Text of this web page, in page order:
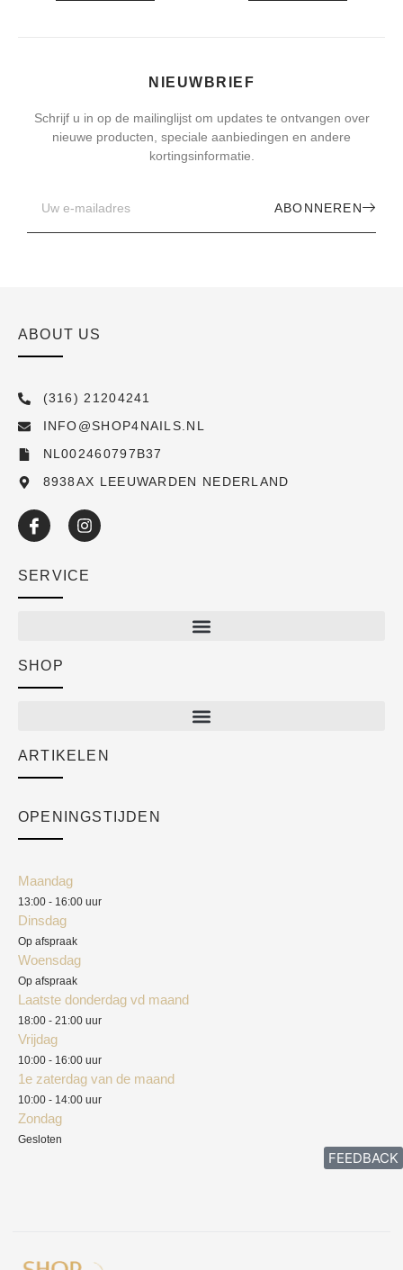
NIEUWBRIEF
Schrijf u in op de mailinglijst om updates te ontvangen over
nieuwe producten, speciale aanbiedingen en andere
kortingsinformatie.
ABONNEREN
ABOUT US
(316) 21204241
INFO@SHOP4NAILS.NL
NL002460797B37
8938AX LEEUWARDEN NEDERLAND
SERVICE
Academy
SHOP
ARTIKELEN
OPENINGSTIJDEN
Maandag
13:00 - 16:00 uur
Dinsdag
Op afspraak
Woensdag
Op afspraak
Laatste donderdag vd maand
18:00 - 21:00 uur
Vrijdag
10:00 - 16:00 uur
1e zaterdag van de maand
10:00 - 14:00 uur
Zondag
Gesloten
FEEDBACK